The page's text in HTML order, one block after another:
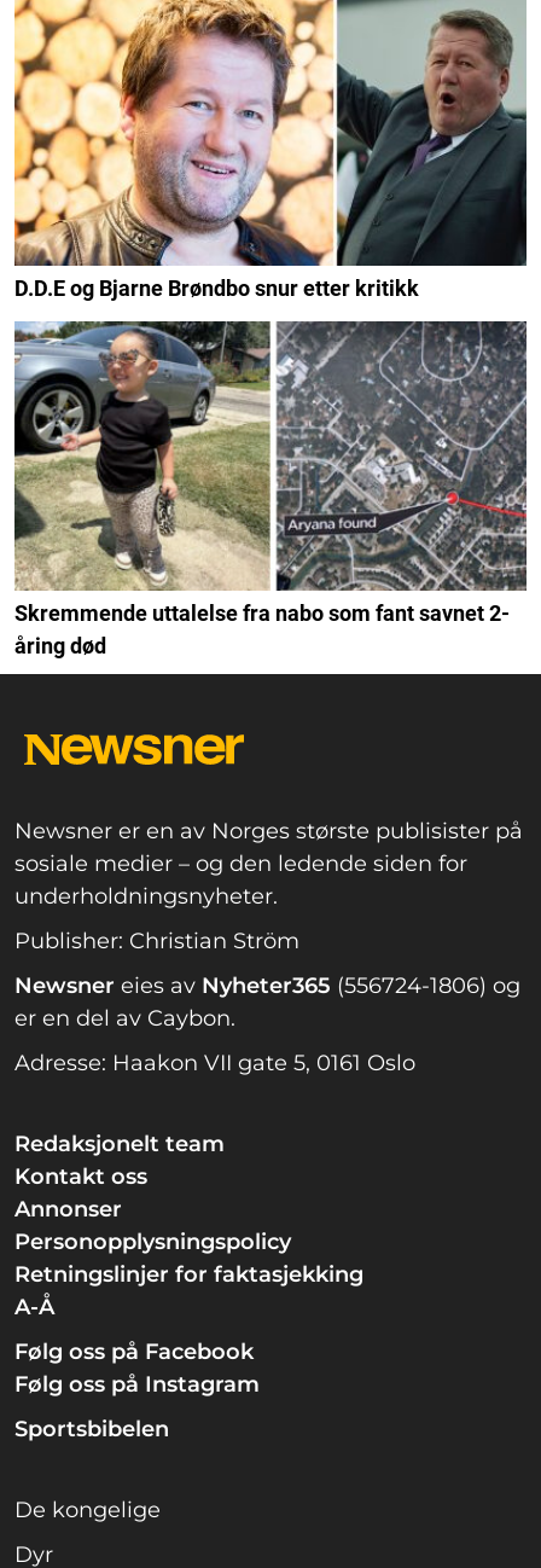
D.D.E og Bjarne Brøndbo snur etter kritikk
Skremmende uttalelse fra nabo som fant savnet 2-
åring død
Newsner er en av Norges største publisister på
sosiale medier – og den ledende siden for
underholdningsnyheter.
Publisher: Christian Ström
Newsner eies av Nyheter365 (556724-1806) og
er en del av Caybon.
Adresse: Haakon VII gate 5, 0161 Oslo
Redaksjonelt team
Kontakt oss
Annonser
Personopplysningspolicy
Retningslinjer for faktasjekking
A-Å
Følg oss på Facebook
Følg oss på Instagram
Sportsbibelen
De kongelige
Dyr